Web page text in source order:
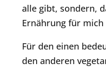
alle gibt, sondern,
Ernährung für
Für den einen
den anderen